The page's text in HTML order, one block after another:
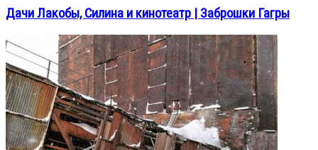
Дачи Лакобы, Силина и кинотеатр | Заброшки Гагры